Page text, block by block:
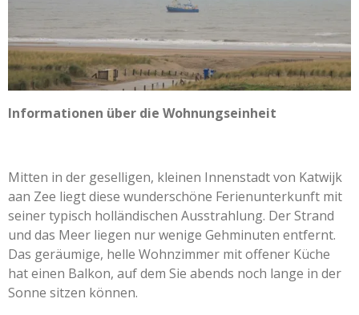
Informationen über die Wohnungseinheit
Mitten in der geselligen, kleinen Innenstadt von Katwijk
aan Zee liegt diese wunderschöne Ferienunterkunft mit
seiner typisch holländischen Ausstrahlung. Der Strand
und das Meer liegen nur wenige Gehminuten entfernt.
Das geräumige, helle Wohnzimmer mit offener Küche
hat einen Balkon, auf dem Sie abends noch lange in der
Sonne sitzen können.